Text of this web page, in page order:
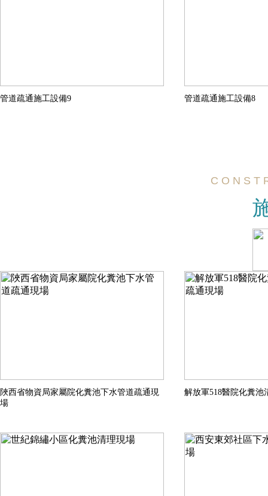
管道疏通施工設備9 管道疏通施工設備8
C O N S T
陜西省物資局家屬院化糞池下水管道疏通現
場
解放軍518醫院化糞池